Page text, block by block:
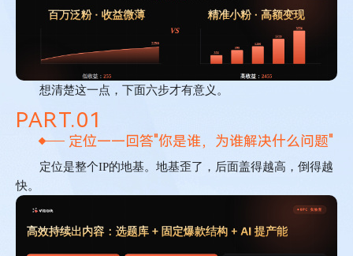
想清楚这一点，下面六步才有意义。
PART.01
定位——回答"你是谁，为谁解决什么问题"
定位是整个IP的地基。地基歪了，后面盖得越高，倒得越
快。